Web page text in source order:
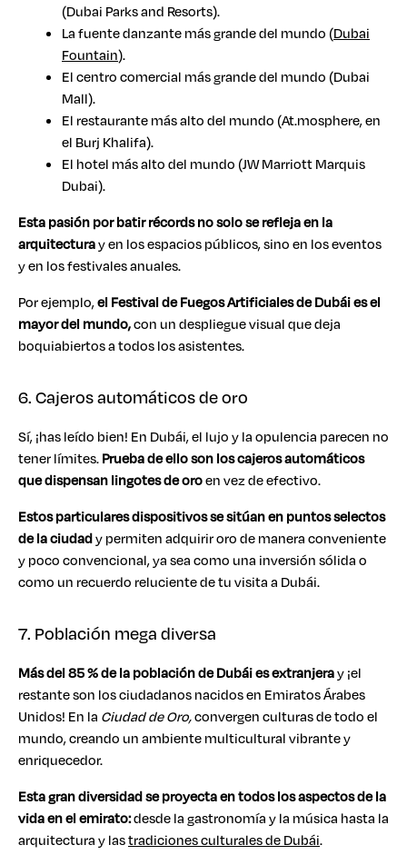
(Dubai Parks and Resorts).
La fuente danzante más grande del mundo (Dubai
Fountain).
El centro comercial más grande del mundo (Dubai
Mall).
El restaurante más alto del mundo (At.mosphere, en
el Burj Khalifa).
El hotel más alto del mundo (JW Marriott Marquis
Dubai).
Esta pasión por batir récords no solo se refleja en la
arquitecturay en los espacios públicos, sino en los eventos
y en los festivales anuales.
Por ejemplo,el Festival de Fuegos Artificiales de Dubái es el
mayor del mundo,con un despliegue visual que deja
boquiabiertos a todos los asistentes.
6. Cajeros automáticos de oro
Sí, ¡has leído bien! En Dubái, el lujo y la opulencia parecen no
tener límites.Prueba de ello son los cajeros automáticos
que dispensan lingotes de oroen vez de efectivo.
Estos particulares dispositivos se sitúan en puntos selectos
de la ciudady permiten adquirir oro de manera conveniente
y poco convencional, ya sea como una inversión sólida o
como un recuerdo reluciente de tu visita a Dubái.
7. Población mega diversa
Más del 85 % de la población de Dubái es extranjeray ¡el
restante son los ciudadanos nacidos en Emiratos Árabes
Unidos! En la Ciudad de Oro,convergen culturas de todo el
mundo, creando un ambiente multicultural vibrante y
enriquecedor.
Esta gran diversidad se proyecta en todos los aspectos de la
vida en el emirato:desde la gastronomía y la música hasta la
arquitectura y lastradiciones culturales de Dubái.